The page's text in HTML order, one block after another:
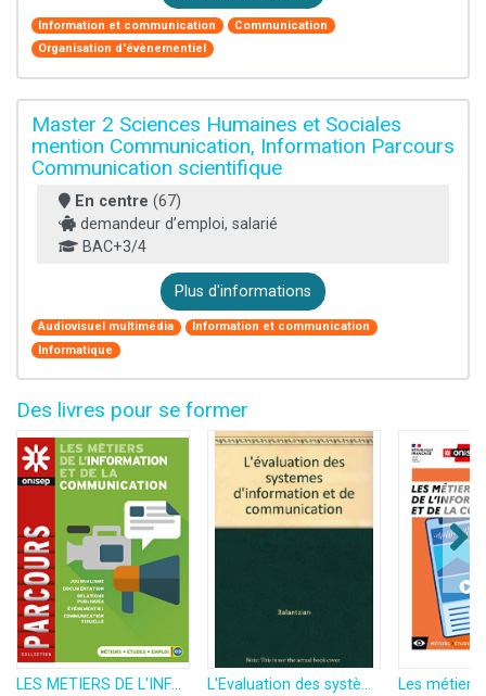
Information et communication
Communication
Organisation d'évènementiel
Master 2 Sciences Humaines et Sociales
mention Communication, Information Parcours
Communication scientifique
En centre (67)
demandeur d’emploi, salarié
BAC+3/4
Plus d'informations
Audiovisuel multimédia
Information et communication
Informatique
Des livres pour se former
LES METIERS DE L'INFORMATION ET DE LA COMMUNICATION
L'Evaluation des systèmes d'information et de communication